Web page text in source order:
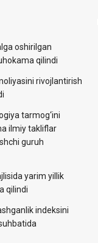
oshirilgan
qilindi
rivojlantirish
tarmog‘ini
ilmiy takliflar
guruh
yarim yillik
qilindi
indeksini